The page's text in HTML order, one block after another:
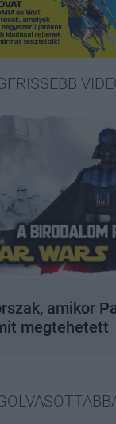
amikor
megtehetett